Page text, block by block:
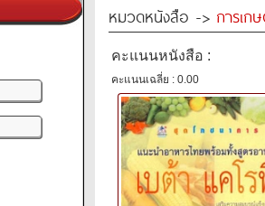
หมวดหนังสือ -> การเก
คะแนนหนังสือ :
คะแนนเฉลี่ย : 0.00